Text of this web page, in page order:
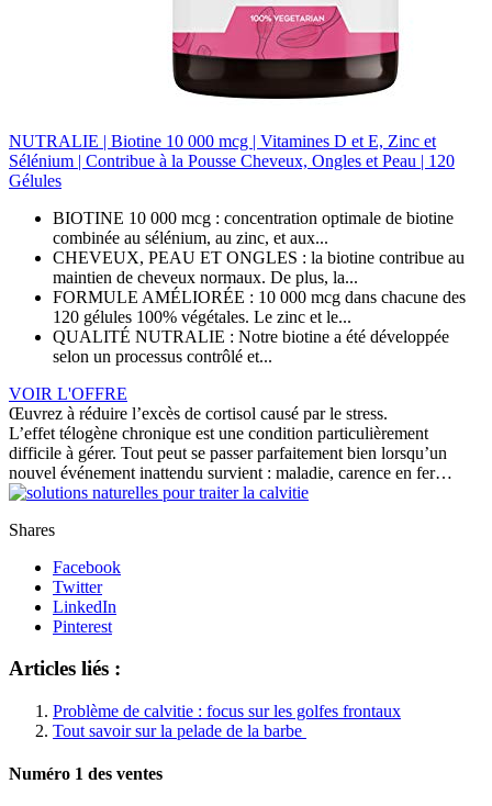
NUTRALIE | Biotine 10 000 mcg | Vitamines D et E, Zinc et
Sélénium | Contribue à la Pousse Cheveux, Ongles et Peau | 120
Gélules
BIOTINE 10 000 mcg : concentration optimale de biotine
combinée au sélénium, au zinc, et aux...
CHEVEUX, PEAU ET ONGLES : la biotine contribue au
maintien de cheveux normaux. De plus, la...
FORMULE AMÉLIORÉE : 10 000 mcg dans chacune des
120 gélules 100% végétales. Le zinc et le...
QUALITÉ NUTRALIE : Notre biotine a été développée
selon un processus contrôlé et...
VOIR L'OFFRE
Œuvrez à réduire l’excès de cortisol causé par le stress.
L’effet télogène chronique est une condition particulièrement
difficile à gérer. Tout peut se passer parfaitement bien lorsqu’un
nouvel événement inattendu survient : maladie, carence en fer…
Shares
Facebook
Twitter
LinkedIn
Pinterest
Articles liés :
Problème de calvitie : focus sur les golfes frontaux
Tout savoir sur la pelade de la barbe
Numéro 1 des ventes